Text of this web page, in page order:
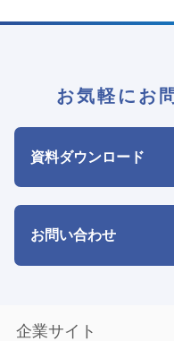
お気軽にお
資料ダウンロード
お問い合わせ
企業サイト